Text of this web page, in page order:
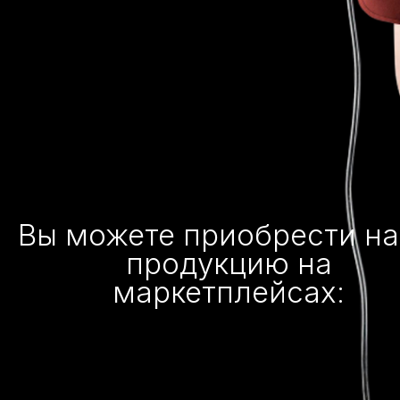
Вы можете приобрести
продукцию на
маркетплейсах: